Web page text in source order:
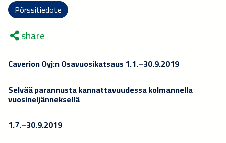
Pörssitiedote
share
Caverion Oyj:n Osavuosikatsaus 1.1.–30.9.2019
Selvää parannusta kannattavuudessa kolmannella
vuosineljänneksellä
1.7.–30.9.2019